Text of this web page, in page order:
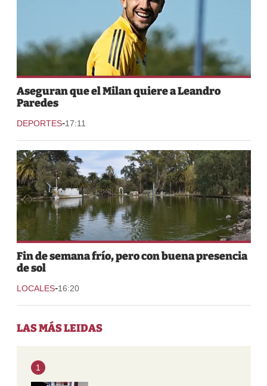
Aseguran que el Milan quiere a Leandro
Paredes
DEPORTES-17:11
Fin de semana frío, pero con buena presencia
de sol
LOCALES-16:20
LAS MÁS LEIDAS
1